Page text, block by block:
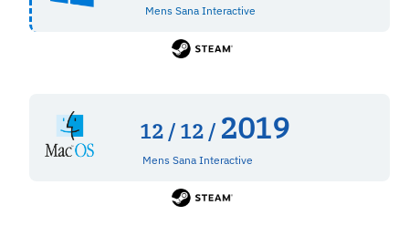
Mens Sana Interactive
12 / 12 / 2019
Mens Sana Interactive